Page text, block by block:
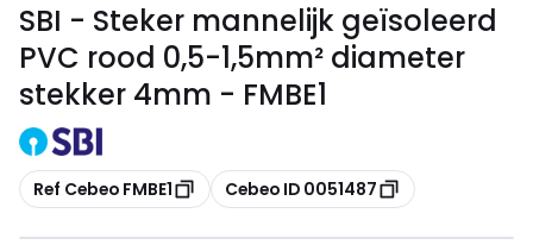
SBI - Steker mannelijk geïsoleerd
PVC rood 0,5-1,5mm² diameter
stekker 4mm - FMBE1
Kopiëren
Ref Cebeo FMBE1 Kopiëren
Cebeo ID 0051487